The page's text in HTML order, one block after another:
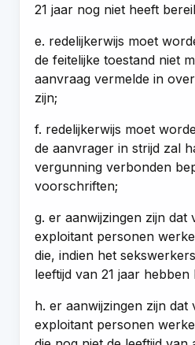
21 jaar nog niet heeft
e. redelijkerwijs moet
de feitelijke toestand niet
aanvraag vermelde in
zijn;
f. redelijkerwijs moet
de aanvrager in strijd zal
vergunning verbonden
voorschriften;
g. er aanwijzingen zijn dat
exploitant personen
die, indien het
leeftijd van 21 jaar hebben
h. er aanwijzingen zijn dat
exploitant personen